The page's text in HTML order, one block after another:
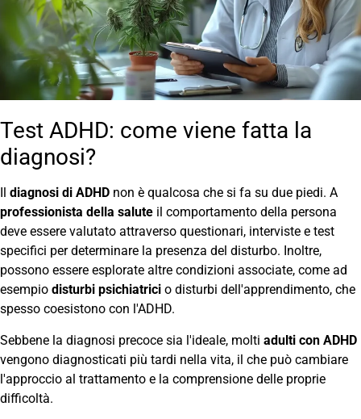
Test ADHD: come viene fatta la
diagnosi?
diagnosi di ADHD non è qualcosa che si fa su due piedi. A
professionista della salute il comportamento della persona
deve essere valutato attraverso questionari, interviste e test
specifici per determinare la presenza del disturbo. Inoltre,
possono essere esplorate altre condizioni associate, come ad
esempio disturbi psichiatrici o disturbi dell'apprendimento, che
spesso coesistono con l'ADHD.
Sebbene la diagnosi precoce sia l'ideale, molti adulti con ADHD
vengono diagnosticati più tardi nella vita, il che può cambiare
l'approccio al trattamento e la comprensione delle proprie
difficoltà.